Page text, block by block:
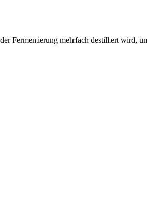
Fermentierung mehrfach destilliert wird,